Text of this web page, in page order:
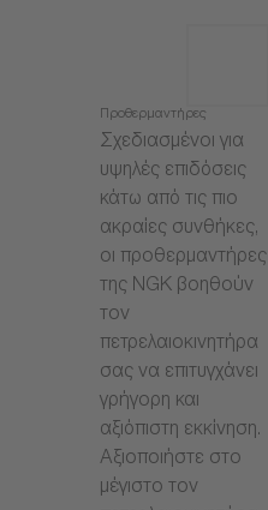
Προθερμαντήρες
Σχεδιασμένοι για
υψηλές επιδόσεις
κάτω από τις πιο
ακραίες συνθήκες,
οι προθερμαντήρες
της NGK βοηθούν
τον
πετρελαιοκινητήρα
σας να επιτυγχάνει
γρήγορη και
αξιόπιστη εκκίνηση.
Αξιοποιήστε στο
μέγιστο τον